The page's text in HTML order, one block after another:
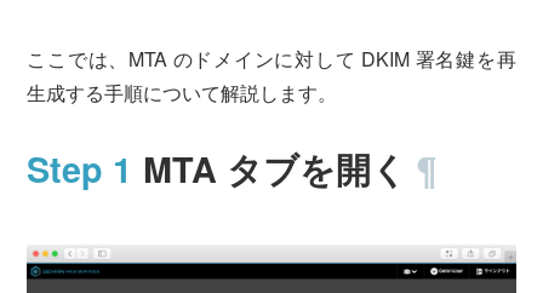
Gehirn MCA
運営会社について サービスサイト
ここでは、MTA のドメインに対して DKIM 署名鍵を再
生成する手順について解説します。
MTA タブを開く¶